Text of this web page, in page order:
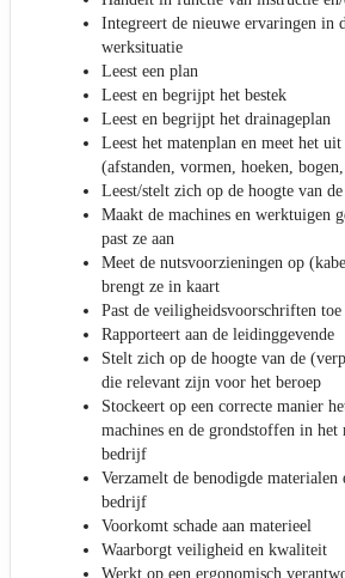
Integreert de nieuwe ervaringen in
werksituatie
Leest een plan
Leest en begrijpt het bestek
Leest en begrijpt het drainageplan
Leest het matenplan en meet het
(afstanden, vormen, hoeken,
Leest/stelt zich op de hoogte van
Maakt de machines en werktuigen
past ze aan
Meet de nutsvoorzieningen op
brengt ze in kaart
Past de veiligheidsvoorschriften toe
Rapporteert aan de leidinggevende
Stelt zich op de hoogte van de
die relevant zijn voor het beroep
Stockeert op een correcte manier
machines en de grondstoffen in het
bedrijf
Verzamelt de benodigde materialen
bedrijf
Voorkomt schade aan materieel
Waarborgt veiligheid en kwaliteit
Werkt op een ergonomisch